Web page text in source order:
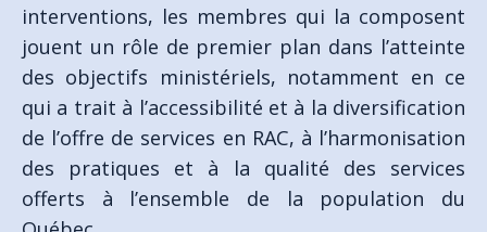
interventions, les membres qui la composent
jouent un rôle de premier plan dans l’atteinte
des objectifs ministériels, notamment en ce
qui a trait à l’accessibilité et à la diversification
de l’offre de services en RAC, à l’harmonisation
des pratiques et à la qualité des services
offerts à l’ensemble de la population du